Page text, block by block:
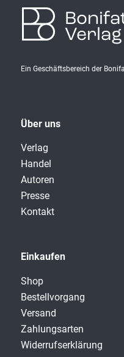
Verlag
Ein Geschäftsbereich der
Über uns
Verlag
Handel
Autoren
Presse
Kontakt
Einkaufen
Shop
Bestellvorgang
Versand
Zahlungsarten
Widerrufserklärung